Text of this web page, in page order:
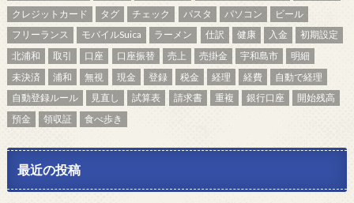
クレジットカード
タグ チェック パスタ パソコン
ビール
フリーランス
モバイルSuica ラーメン 仕訳 健康 入金
初期設定
北浦和
取引 口座 口座振替 売上 売掛金 宇和島市
明細
未決済
浦和 無視 現金 登録 税金 経理 経費
自動で経理
自動登録ルール
見直し 試算表 請求書 重複 銀行口座
開始残高
預金
領収証 食べ歩き
最近の投稿